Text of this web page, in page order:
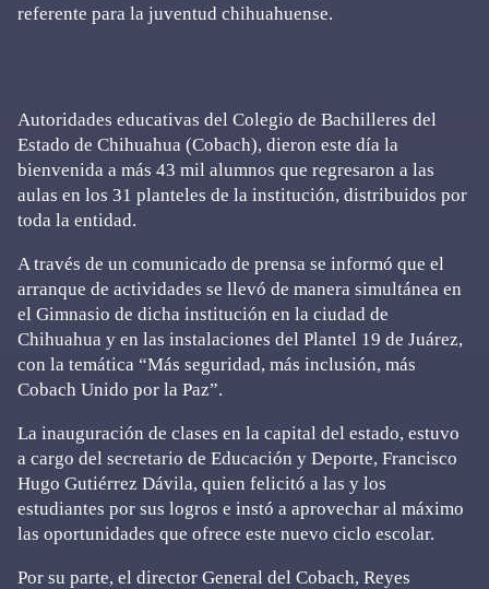
referente para la juventud chihuahuense.
Autoridades educativas del Colegio de Bachilleres del
Estado de Chihuahua (Cobach), dieron este día la
bienvenida a más 43 mil alumnos que regresaron a las
aulas en los 31 planteles de la institución, distribuidos por
toda la entidad.
A través de un comunicado de prensa se informó que el
arranque de actividades se llevó de manera simultánea en
el Gimnasio de dicha institución en la ciudad de
Chihuahua y en las instalaciones del Plantel 19 de Juárez,
con la temática “Más seguridad, más inclusión, más
Cobach Unido por la Paz”.
La inauguración de clases en la capital del estado, estuvo
a cargo del secretario de Educación y Deporte, Francisco
Hugo Gutiérrez Dávila, quien felicitó a las y los
estudiantes por sus logros e instó a aprovechar al máximo
las oportunidades que ofrece este nuevo ciclo escolar.
Por su parte, el director General del Cobach, Reyes